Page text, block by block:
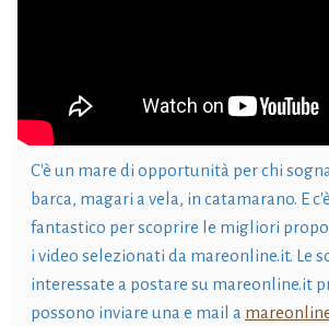
C'è un mare di opportunità per chi
barca, magari a vela, in catamarano. E
fantastico per scoprire le migliori
i video selezionati da mareonline.it. Le
interessate a postare su mareonline.it
possono inviare una e mail a